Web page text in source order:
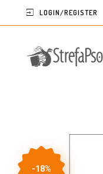
LOGIN/REGISTER
-18%